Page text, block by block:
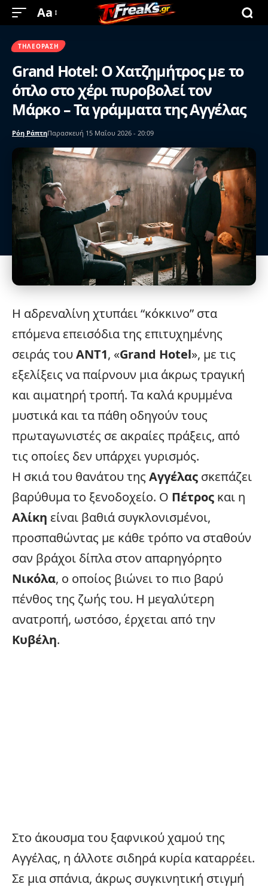
Aa
ΤΗΛΕΌΡΑΣΗ
Grand Hotel: Ο Χατζημήτρος με το
όπλο στο χέρι πυροβολεί τον
Μάρκο – Τα γράμματα της Αγγέλας
Ρόη ΡάπτηΠαρασκευή 15 Μαΐου 2026 - 20:09
Η αδρεναλίνη χτυπάει “κόκκινο” στα
επόμενα επεισόδια της επιτυχημένης
σειράς τουΑΝΤ1, «Grand Hotel», με τις
εξελίξεις να παίρνουν μια άκρως τραγική
και αιματηρή τροπή. Τα καλά κρυμμένα
μυστικά και τα πάθη οδηγούν τους
πρωταγωνιστές σε ακραίες πράξεις, από
τις οποίες δεν υπάρχει γυρισμός.
Η σκιά του θανάτου της Αγγέλας σκεπάζει
βαρύθυμα το ξενοδοχείο. Ο Πέτρος και η
Αλίκη είναι βαθιά συγκλονισμένοι,
προσπαθώντας με κάθε τρόπο να σταθούν
σαν βράχοι δίπλα στον απαρηγόρητο
Νικόλα, ο οποίος βιώνει το πιο βαρύ
πένθος της ζωής του. Η μεγαλύτερη
ανατροπή, ωστόσο, έρχεται από την
Κυβέλη.
Στο άκουσμα του ξαφνικού χαμού της
Αγγέλας, η άλλοτε σιδηρά κυρία καταρρέει.
Σε μια σπάνια, άκρως συγκινητική στιγμή